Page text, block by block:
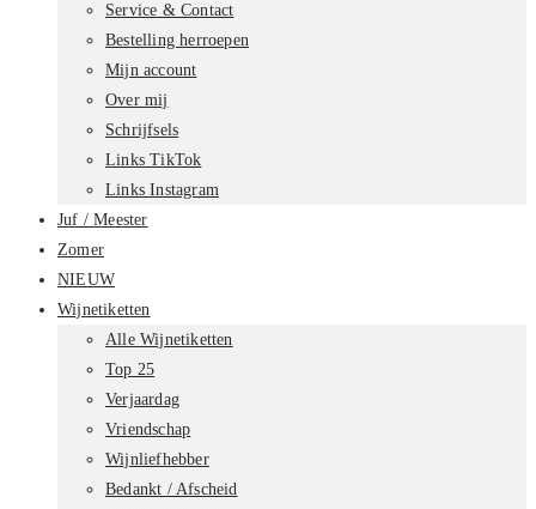
Service & Contact
Bestelling herroepen
Mijn account
Over mij
Schrijfsels
Links TikTok
Links Instagram
Juf / Meester
Zomer
NIEUW
Wijnetiketten
Alle Wijnetiketten
Top 25
Verjaardag
Vriendschap
Wijnliefhebber
Bedankt / Afscheid